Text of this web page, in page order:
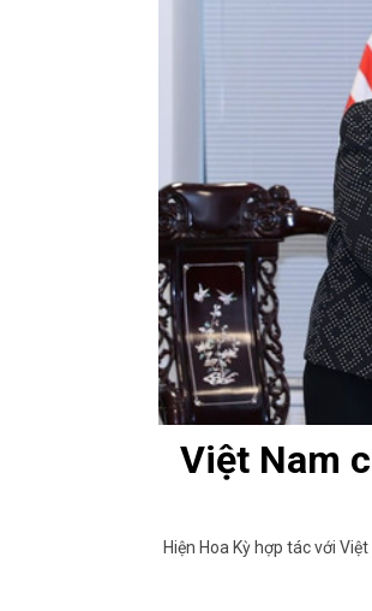
Việt Nam
Hiện Hoa Kỳ hợp tác với